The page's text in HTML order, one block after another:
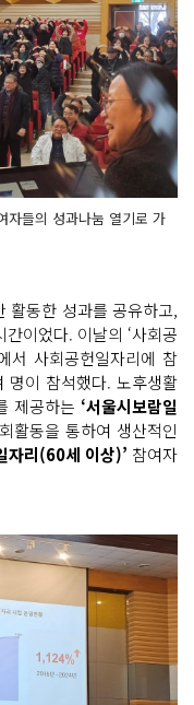
자들의 성과나눔 열기로 가
활동한 성과를 공유하고,
이었다. 이날의 ‘사회공
서 사회공헌일자리에 참
명이 참석했다. 노후생활
제공하는 ‘서울시보람일
활동을 통하여 생산적인
자리(60세 이상)’ 참여자